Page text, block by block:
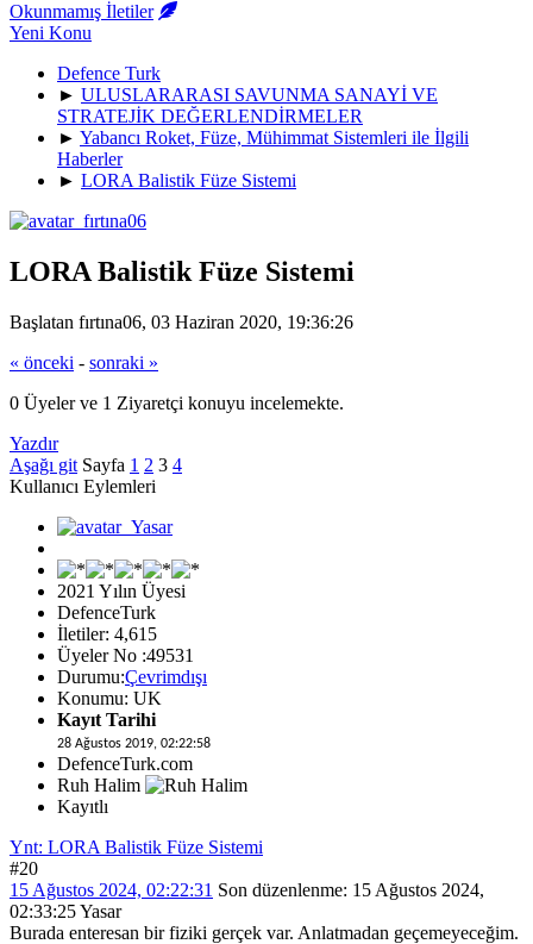
Okunmamış İletiler
Yeni Konu
Defence Turk
► ULUSLARARASI SAVUNMA SANAYİ VE
STRATEJİK DEĞERLENDİRMELER
► Yabancı Roket, Füze, Mühimmat Sistemleri ile İlgili
Haberler
► LORA Balistik Füze Sistemi
LORA Balistik Füze Sistemi
Başlatan fırtına06, 03 Haziran 2020, 19:36:26
« önceki - sonraki »
0 Üyeler ve 1 Ziyaretçi konuyu incelemekte.
Yazdır
Aşağı git Sayfa 1 2 3 4
Kullanıcı Eylemleri
2021 Yılın Üyesi
DefenceTurk
İletiler: 4,615
Üyeler No :49531
Durumu:Çevrimdışı
Konumu: UK
Kayıt Tarihi
28 Ağustos 2019, 02:22:58
DefenceTurk.com
Ruh Halim
Kayıtlı
Ynt: LORA Balistik Füze Sistemi
#20
15 Ağustos 2024, 02:22:31 Son düzenlenme: 15 Ağustos 2024,
02:33:25 Yasar
Burada enteresan bir fiziki gerçek var. Anlatmadan geçemeyeceğim.